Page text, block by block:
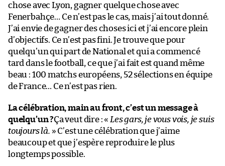
chose avec Lyon, gagner quelque chose avec
Fenerbahçe… Ce n’est pas le cas, mais j’ai tout donné.
J’ai envie de gagner des choses ici et j’ai encore plein
d’objectifs. Ce n’est pas fini. Je trouve que pour
quelqu’un qui part de National et qui a commencé
tard dans le football, ce que j’ai fait est quand même
beau : 100 matchs européens, 52 sélections en équipe
de France… Ce n’est pas rien.
La célébration, main au front, c’est un message à
quelqu’un ?Ça veut dire : « Les gars, je vous vois, je suis
toujours là. » C’est une célébration que j’aime
beaucoup et que j’espère reproduire le plus
longtemps possible.